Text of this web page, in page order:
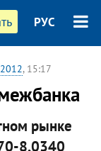
РУС
, 15:17
рынке
8,0340